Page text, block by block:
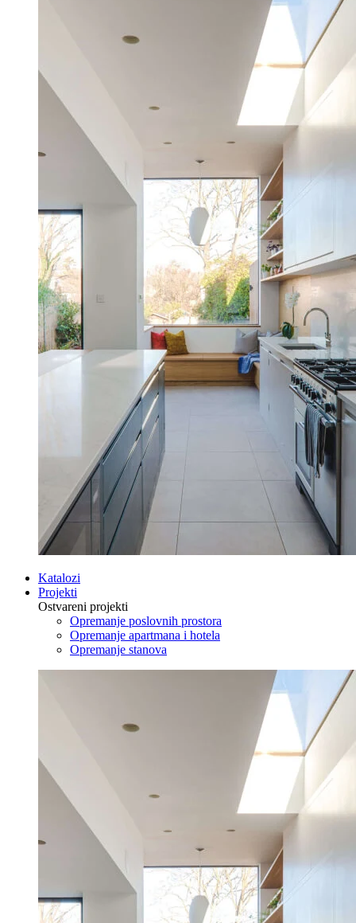
Katalozi
Projekti
Ostvareni projekti
Opremanje poslovnih prostora
Opremanje apartmana i hotela
Opremanje stanova